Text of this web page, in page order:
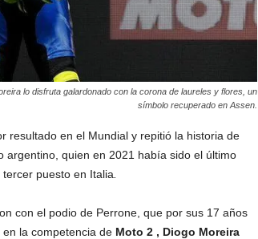
lo disfruta galardonado con la corona de laureles y flores, un
símbolo recuperado en Assen.
resultado en el Mundial y repitió la historia de
argentino, quien en 2021 había sido el último
puesto en Italia
con el podio de Perrone, que por sus 17 años
la competencia de Moto 2 , Diogo Moreira